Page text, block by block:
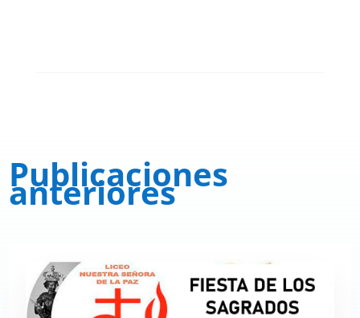
Publicaciones
anteriores